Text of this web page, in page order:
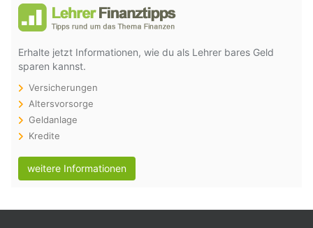
Erhalte jetzt Informationen, wie du als Lehrer bares Geld
sparen kannst.
Versicherungen
Altersvorsorge
Geldanlage
Kredite
weitere Informationen